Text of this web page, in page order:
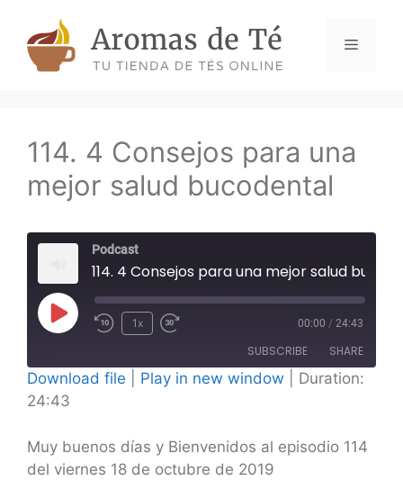
content
Menu
114. 4 Consejos para una
mejor salud bucodental
Podcast
Play
1x 00:00 / 24:43
SUBSCRIBE SHARE
SHARE
LINK
Download file Play in new window
Duration:
24:43
Muy buenos días y Bienvenidos al episodio 114
del viernes 18 de octubre de 2019